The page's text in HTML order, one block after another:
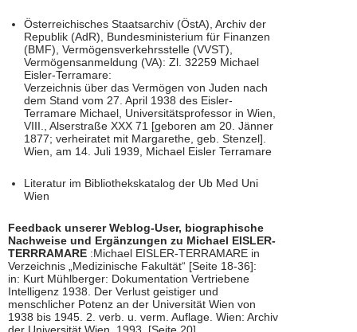
Österreichisches Staatsarchiv (ÖstA), Archiv der
Republik (AdR), Bundesministerium für Finanzen
(BMF), Vermögensverkehrsstelle (VVST),
Vermögensanmeldung (VA): Zl. 32259 Michael
Eisler-Terramare:
Verzeichnis über das Vermögen von Juden nach
dem Stand vom 27. April 1938 des Eisler-
Terramare Michael, Universitätsprofessor in Wien,
VIII., Alserstraße XXX 71 [geboren am 20. Jänner
1877; verheiratet mit Margarethe, geb. Stenzel].
Wien, am 14. Juli 1939, Michael Eisler Terramare
Literatur im Bibliothekskatalog der Ub Med Uni
Wien
Feedback unserer Weblog-User, biographische
Nachweise und Ergänzungen zu Michael EISLER-
TERRRAMARE :Michael EISLER-TERRAMARE in
Verzeichnis „Medizinische Fakultät“ [Seite 18-36]:
in: Kurt Mühlberger: Dokumentation Vertriebene
Intelligenz 1938. Der Verlust geistiger und
menschlicher Potenz an der Universität Wien von
1938 bis 1945. 2. verb. u. verm. Auflage. Wien: Archiv